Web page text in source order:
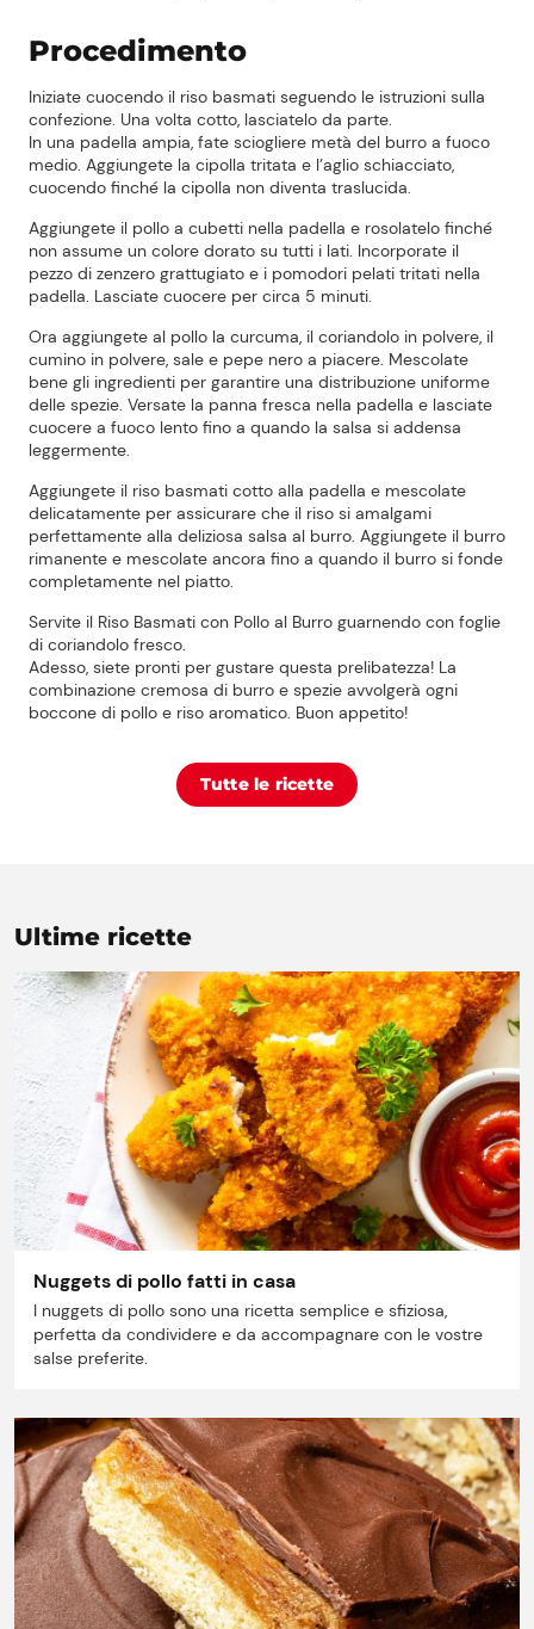
Prezzi Rossetto
Punti vendita
Il gruppo
Ricette
Storie
Lavora con noi
Procedimento
Iniziate cuocendo il riso basmati seguendo le istruzioni sulla
confezione. Una volta cotto, lasciatelo da parte.
In una padella ampia, fate sciogliere metà del burro a fuoco
medio. Aggiungete la cipolla tritata e l’aglio schiacciato,
cuocendo finché la cipolla non diventa traslucida.
Aggiungete il pollo a cubetti nella padella e rosolatelo finché
non assume un colore dorato su tutti i lati. Incorporate il
pezzo di zenzero grattugiato e i pomodori pelati tritati nella
padella. Lasciate cuocere per circa 5 minuti.
Ora aggiungete al pollo la curcuma, il coriandolo in polvere, il
cumino in polvere, sale e pepe nero a piacere. Mescolate
bene gli ingredienti per garantire una distribuzione uniforme
delle spezie. Versate la panna fresca nella padella e lasciate
cuocere a fuoco lento fino a quando la salsa si addensa
leggermente.
Aggiungete il riso basmati cotto alla padella e mescolate
delicatamente per assicurare che il riso si amalgami
perfettamente alla deliziosa salsa al burro. Aggiungete il burro
rimanente e mescolate ancora fino a quando il burro si fonde
completamente nel piatto.
Servite il Riso Basmati con Pollo al Burro guarnendo con foglie
di coriandolo fresco.
Adesso, siete pronti per gustare questa prelibatezza! La
combinazione cremosa di burro e spezie avvolgerà ogni
boccone di pollo e riso aromatico. Buon appetito!
Tutte le ricette
Ultime ricette
Nuggets di pollo fatti in casa
I nuggets di pollo sono una ricetta semplice e sfiziosa,
perfetta da condividere e da accompagnare con le vostre
salse preferite.